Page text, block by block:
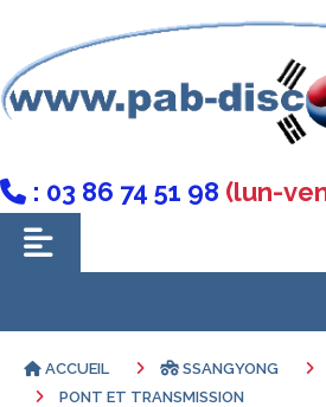
 : 03 86 74 51 98 (lun-
ACCUEIL SSANGYONG
PONT ET TRANSMISSION